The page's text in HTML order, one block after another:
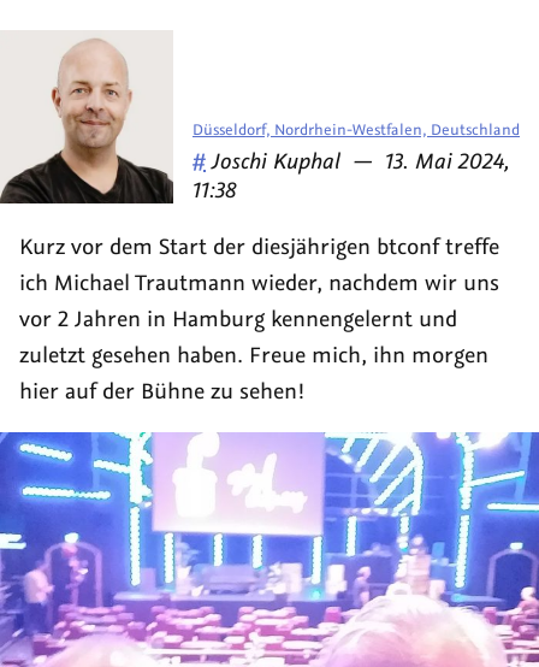
Kurz vor dem Start der diesjährigen btconf treffe
ich Michael Trautmann wieder, nachdem wir uns
vor 2 Jahren in Hamburg kennengelernt und
zuletzt gesehen haben. Freue mich, ihn morgen
hier auf der Bühne zu sehen!
Düsseldorf, Nordrhein-Westfalen, Deutschland
# Veröffentlicht
von
Joschi Kuphal — am
13. Mai 2024,
11:38